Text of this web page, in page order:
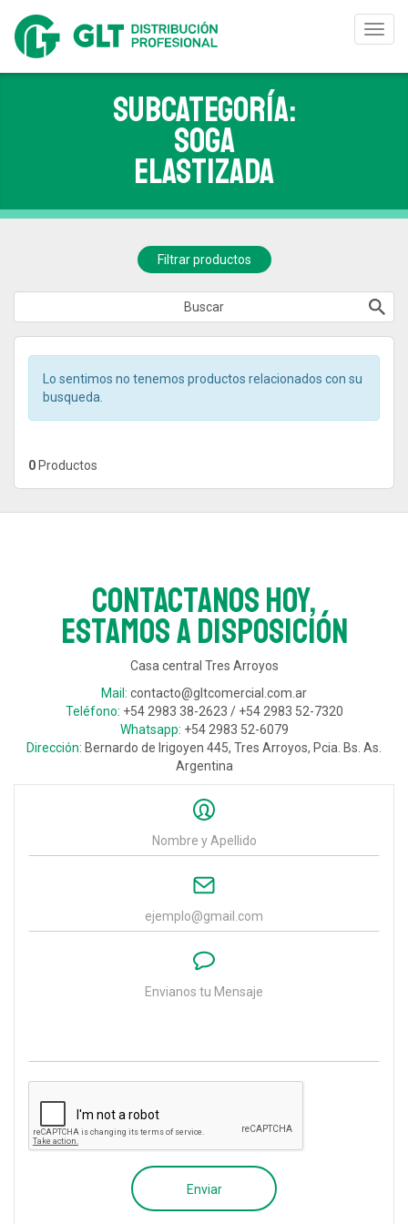
Subcategoría:
SOGA
ELASTIZADA
Filtrar productos
Lo sentimos no tenemos productos relacionados con su
busqueda.
0 Productos
Contactanos hoy,
estamos a disposición
Casa central Tres Arroyos
Mail: contacto@gltcomercial.com.ar
Teléfono: +54 2983 38-2623 / +54 2983 52-7320
Whatsapp: +54 2983 52-6079
Dirección: Bernardo de Irigoyen 445, Tres Arroyos, Pcia. Bs. As.
Argentina